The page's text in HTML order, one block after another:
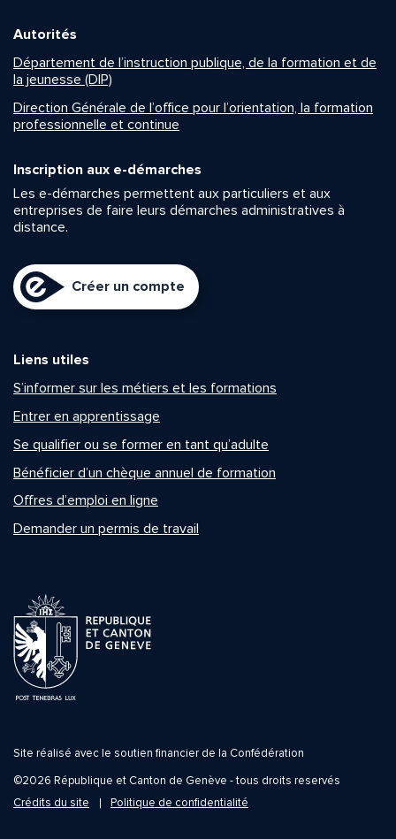
Autorités
Département de l’instruction publique, de la formation et de
la jeunesse (DIP)
Direction Générale de l’office pour l’orientation, la formation
professionnelle et continue
Inscription aux e-démarches
Les e-démarches permettent aux particuliers et aux
entreprises de faire leurs démarches administratives à
distance.
Créer un compte
Liens utiles
S’informer sur les métiers et les formations
Entrer en apprentissage
Se qualifier ou se former en tant qu’adulte
Bénéficier d’un chèque annuel de formation
Offres d’emploi en ligne
Demander un permis de travail
Site réalisé avec le soutien financier de la Confédération
©2026 République et Canton de Genève - tous droits reservés
Crédits du site
Politique de confidentialité